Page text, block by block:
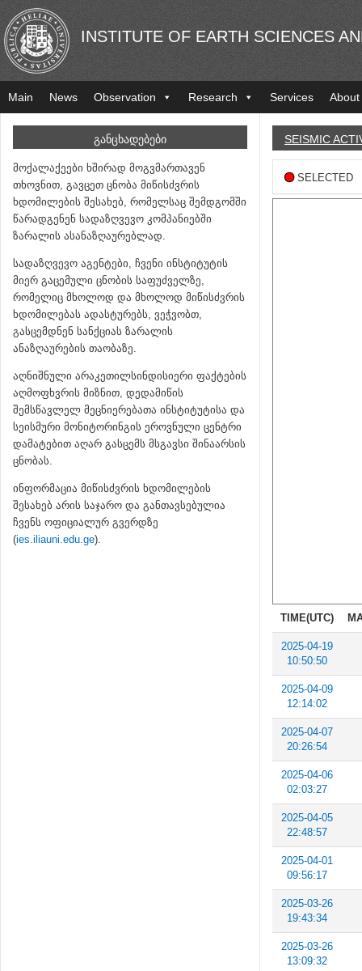
INSTITUTE OF EARTH SCIENCES
Main News Observation Research Services About
ᲒᲐᲜᲪᲮᲐᲓᲔᲑᲔᲑᲘ
მოქალაქეები ხშირად მოგვმართავენ
თხოვნით, გავცეთ ცნობა მიწისძვრის
ხდომილების შესახებ, რომელსაც შემდგომში
წარადგენენ სადაზღვევო კომპანიებში
ზარალის ასანაზღაურებლად.
სადაზღვევო აგენტები, ჩვენი ინსტიტუტის
მიერ გაცემული ცნობის საფუძველზე,
რომელიც მხოლოდ და მხოლოდ მიწისძვრის
ხდომილებას ადასტურებს, ვეჭვობთ,
გასცემდნენ სანქციას ზარალის
ანაზღაურების თაობაზე.
აღნიშნული არაკეთილსინდისიერი ფაქტების
აღმოფხვრის მიზნით, დედამიწის
შემსწავლელ მეცნიერებათა ინსტიტუტისა და
სეისმური მონიტორინგის ეროვნული ცენტრი
დამატებით აღარ გასცემს მსგავსი შინაარსის
ცნობას.
ინფორმაცია მიწისძვრის ხდომილების
შესახებ არის საჯარო და განთავსებულია
ჩვენს ოფიციალურ გვერდზე
(ies.iliauni.edu.ge).
SEISMIC
SELECTED
TIME(UTC)
2025-04-19
10:50:50
2025-04-09
12:14:02
2025-04-07
20:26:54
2025-04-06
02:03:27
2025-04-05
22:48:57
2025-04-01
09:56:17
2025-03-26
19:43:34
2025-03-26
13:09:32